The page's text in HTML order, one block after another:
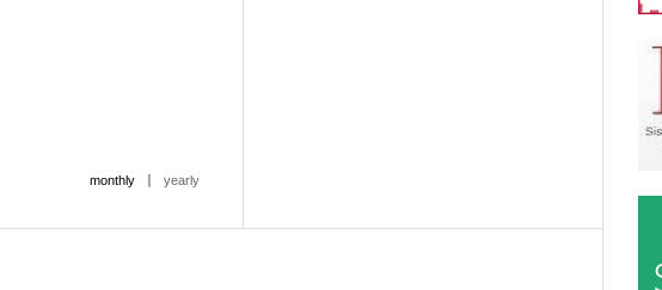
monthly | yearly